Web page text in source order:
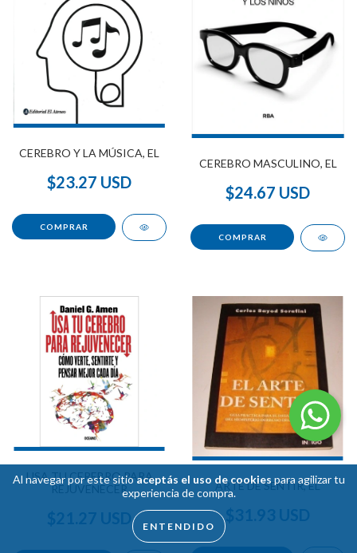
Al navegar por este sitio aceptás el uso de cookies para agilizar tu
experiencia de compra.
ENTENDIDO
CEREBRO Y LA MÚSICA, EL
$23.27 USD
CEREBRO MASCULINO, EL
$24.67 USD
USA TU CEREBRO PARA
REJUVENECER
$21.27 USD
ARTE DE SENTIR, EL
$31.93 USD